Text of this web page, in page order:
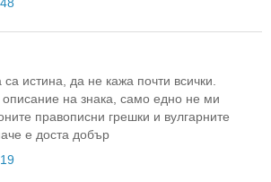
истина, да не кажа почти всички.
описание на знака, само едно не ми
правописни грешки и вулгарните
е доста добър